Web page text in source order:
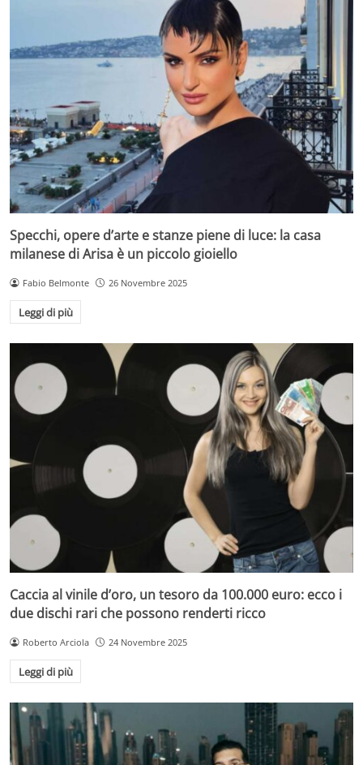
Specchi, opere d’arte e stanze piene di luce: la casa
milanese di Arisa è un piccolo gioiello
Fabio Belmonte 26 Novembre 2025
Leggi di più
Caccia al vinile d’oro, un tesoro da 100.000 euro: ecco i
due dischi rari che possono renderti ricco
Roberto Arciola 24 Novembre 2025
Leggi di più